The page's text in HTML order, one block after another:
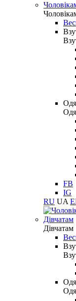
FB
IG
RU UA
Дівчатам
Дівчатам